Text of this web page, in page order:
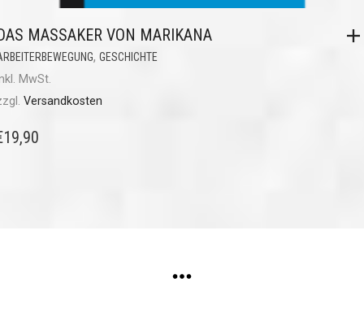
MASSAKER VON MARIKANA
, GESCHICHTE
MwSt.
Versandkosten
19,90